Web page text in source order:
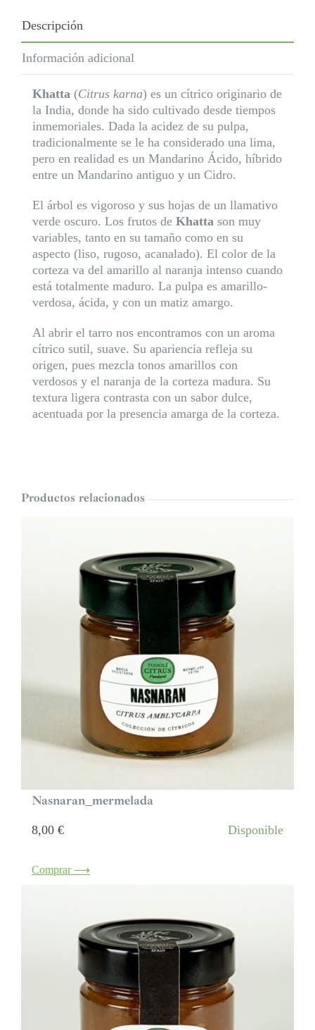
Descripción
Información adicional
Khatta (Citrus karna) es un cítrico originario de
la India, donde ha sido cultivado desde tiempos
inmemoriales. Dada la acidez de su pulpa,
tradicionalmente se le ha considerado una lima,
pero en realidad es un Mandarino Ácido, híbrido
entre un Mandarino antiguo y un Cidro.
El árbol es vigoroso y sus hojas de un llamativo
verde oscuro. Los frutos de Khatta son muy
variables, tanto en su tamaño como en su
aspecto (liso, rugoso, acanalado). El color de la
corteza va del amarillo al naranja intenso cuando
está totalmente maduro. La pulpa es amarillo-
verdosa, ácida, y con un matiz amargo.
Al abrir el tarro nos encontramos con un aroma
cítrico sutil, suave. Su apariencia refleja su
origen, pues mezcla tonos amarillos con
verdosos y el naranja de la corteza madura. Su
textura ligera contrasta con un sabor dulce,
acentuada por la presencia amarga de la corteza.
Productos relacionados
Nasnaran_mermelada
8,00 € Disponible
Comprar ⟶